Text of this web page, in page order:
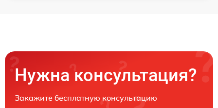
Нужна консультация?
Закажите бесплатную консультацию